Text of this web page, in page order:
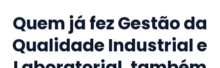
Quem já fezGestão da
Qualidade Industrial e